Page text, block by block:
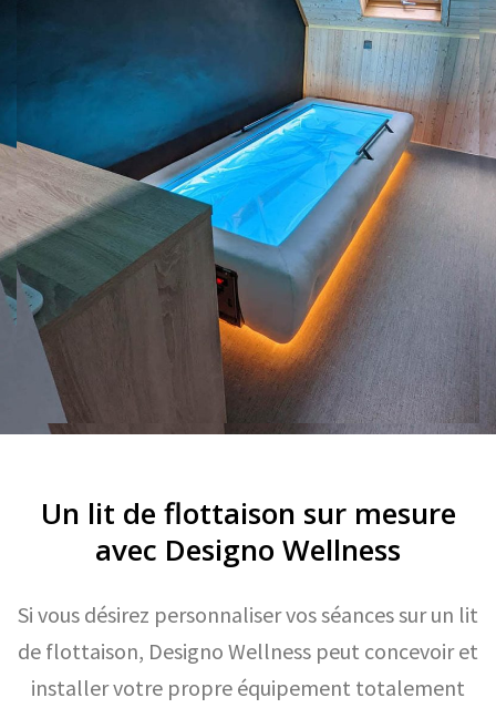
Un lit de flottaison sur mesure
avec Designo Wellness
Si vous désirez personnaliser vos séances sur un lit
de flottaison, Designo Wellness peut concevoir et
installer votre propre équipement totalement